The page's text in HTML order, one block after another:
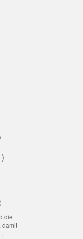
die
damit